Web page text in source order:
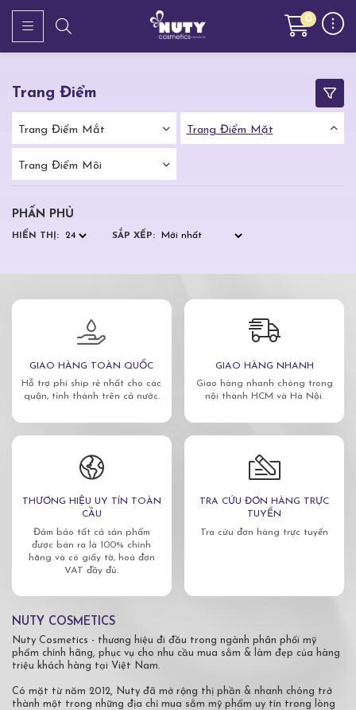
0
Trang Điểm
Trang Điểm Mắt Trang Điểm Mặt
Trang Điểm Môi
PHẤN PHỦ
HIỂN THỊ: SẮP XẾP:
GIAO HÀNG TOÀN QUỐC
Hỗ trợ phí ship rẻ nhất cho các
quận, tỉnh thành trên cả nước.
GIAO HÀNG NHANH
Giao hàng nhanh chóng trong
nội thành HCM và Hà Nội.
THƯƠNG HIỆU UY TÍN TOÀN
CẦU
Đảm bảo tất cả sản phẩm
được bán ra là 100% chính
hãng và có giấy tờ, hoá đơn
VAT đầy đủ.
TRA CỨU ĐƠN HÀNG TRỰC
TUYẾN
Tra cứu đơn hàng trực tuyến
NUTY COSMETICS
Nuty Cosmetics - thương hiệu đi đầu trong ngành phân phối mỹ
phẩm chính hãng, phục vụ cho nhu cầu mua sắm & làm đẹp của hàng
triệu khách hàng tại Việt Nam.
Có mặt từ năm 2012, Nuty đã mở rộng thị phần & nhanh chóng trở
thành một trong những địa chỉ mua sắm mỹ phẩm uy tín trong lòng